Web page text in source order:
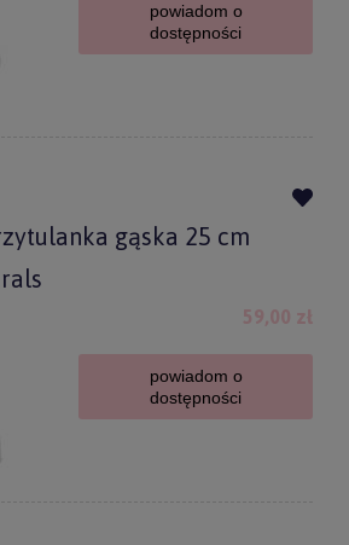
powiadom o
dostępności
gąska 25 cm
59,00 zł
powiadom o
dostępności